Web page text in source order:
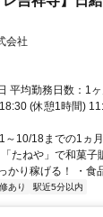
会社
平均勤務日数：1
(休憩1時間)
～10/18までの1ヵ
たねや」で和菓子
かり稼げる！ ・食
あり 駅近5分以内